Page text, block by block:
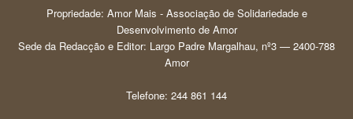
Propriedade: Amor Mais - Associação de Solidariedade e
Desenvolvimento de Amor
Sede da Redacção e Editor: Largo Padre Margalhau, nº3 — 2400-788
Amor
Telefone: 244 861 144